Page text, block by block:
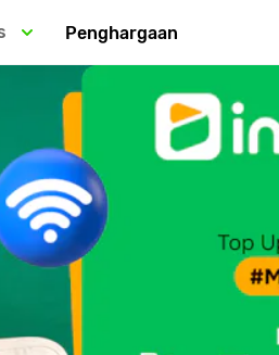
Penghargaan